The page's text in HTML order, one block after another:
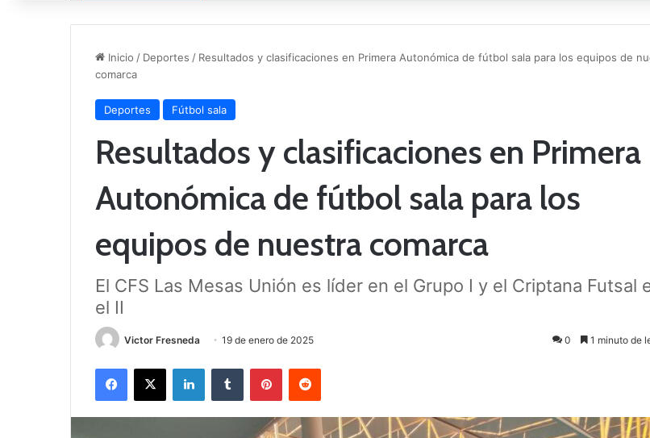
Inicio / Deportes / Resultados y clasificaciones en Primera Autonómica de fútbol sala para los equipos de
comarca
Deportes Fútbol sala
Resultados y clasificaciones en Primera
Autonómica de fútbol sala para los
equipos de nuestra comarca
El CFS Las Mesas Unión es líder en el Grupo I y el Criptana Futsal
el II
Victor Fresneda 19 de enero de 2025 0 1 minuto de